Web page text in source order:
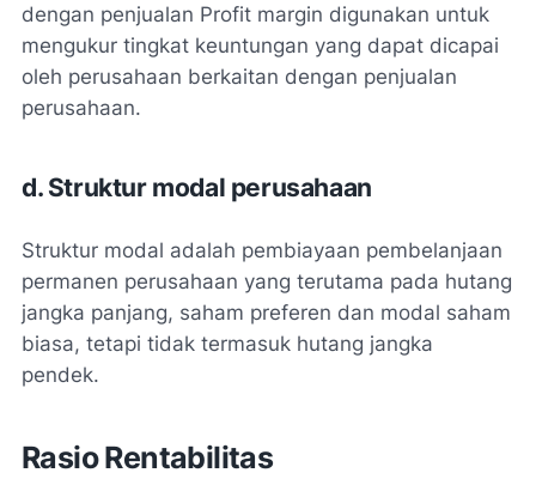
dengan penjualan Profit margin digunakan untuk
mengukur tingkat keuntungan yang dapat dicapai
oleh perusahaan berkaitan dengan penjualan
perusahaan.
d. Struktur modal perusahaan
Struktur modal adalah pembiayaan pembelanjaan
permanen perusahaan yang terutama pada hutang
jangka panjang, saham preferen dan modal saham
biasa, tetapi tidak termasuk hutang jangka
pendek.
Rasio Rentabilitas